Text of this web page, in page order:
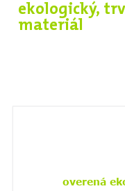
ekologický,
materiál
overená